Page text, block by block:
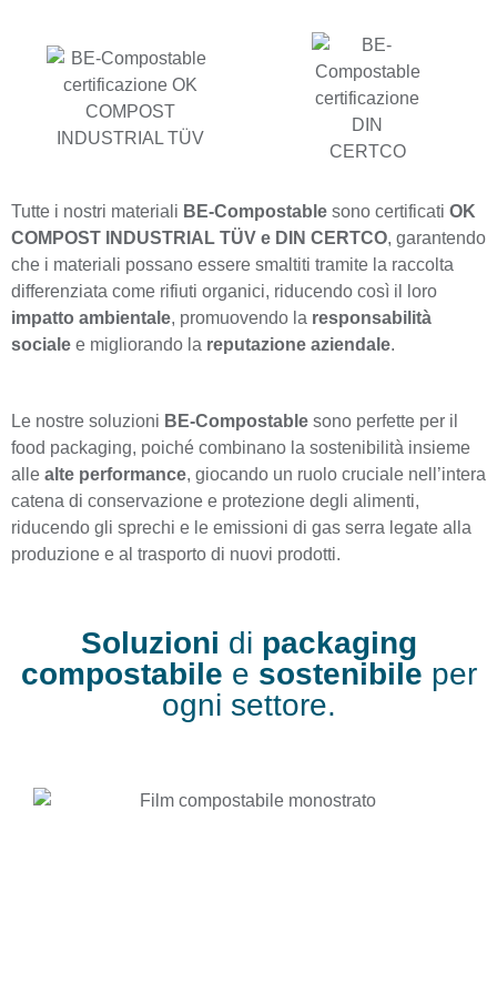
Tutte i nostri materiali BE-Compostable sono certificati OK
COMPOST INDUSTRIAL TÜV e DIN CERTCO, garantendo
che i materiali possano essere smaltiti tramite la raccolta
differenziata come rifiuti organici, riducendo così il loro
impatto ambientale, promuovendo la responsabilità
sociale e migliorando la reputazione aziendale.
Le nostre soluzioni BE-Compostable sono perfette per il
food packaging, poiché combinano la sostenibilità insieme
alle alte performance, giocando un ruolo cruciale nell’intera
catena di conservazione e protezione degli alimenti,
riducendo gli sprechi e le emissioni di gas serra legate alla
produzione e al trasporto di nuovi prodotti.
Soluzioni di packaging
compostabile e sostenibile per
ogni settore.